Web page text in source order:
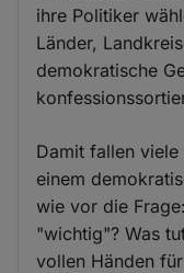
ihre Politiker
Länder,
demokratische
Damit fallen
einem
wie vor die
"wichtig"? Was
vollen Händen